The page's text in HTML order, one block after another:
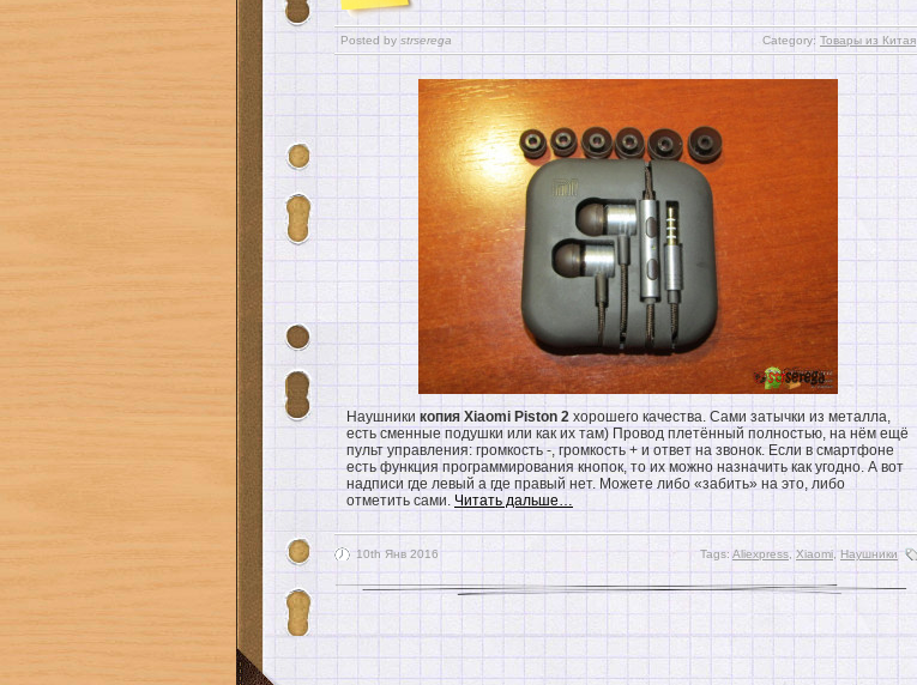
Posted by strserega Category: Товары из Китая
Наушники копия Xiaomi Piston 2 хорошего качества. Сами затычки из металла,
есть сменные подушки или как их там) Провод плетённый полностью, на нём ещё
пульт управления: громкость -, громкость + и ответ на звонок. Если в смартфоне
есть функция программирования кнопок, то их можно назначить как угодно. А вот
надписи где левый а где правый нет. Можете либо «забить» на это, либо
отметить сами. Читать дальше…
10th Янв 2016 Tags: Aliexpress Xiaomi Наушники